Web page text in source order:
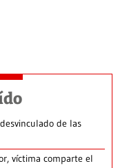
de las
víctima comparte el